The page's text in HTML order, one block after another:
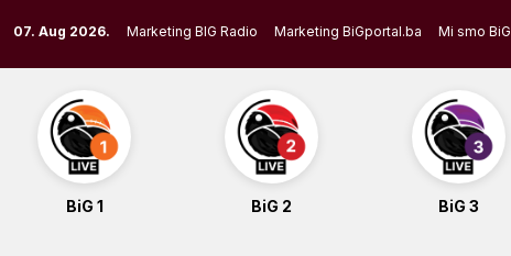
to
content
07. Aug 2026. Marketing BIG Radio Marketing BiGportal.ba Mi smo BiG
BiG 1 BiG 2 BiG 3